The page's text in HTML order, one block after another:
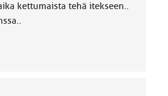
kettumaista tehä itekseen..